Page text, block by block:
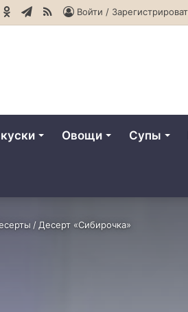
Войти /
RSS
Telegram
Одноклассники
Овощи Супы
/ Десерт «Сибирочка»